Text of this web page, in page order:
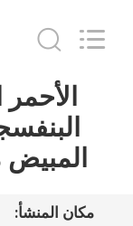
Commercial
Co.,Ltd.
مكان المنشأ: